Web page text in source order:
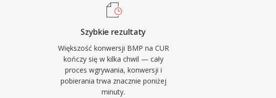
Szybkie rezultaty
Większość konwersji BMP na CUR
kończy się w kilka chwil — cały
proces wgrywania, konwersji i
pobierania trwa znacznie poniżej
minuty.